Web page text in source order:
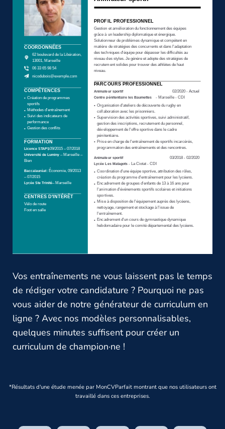
Vos entraînements ne vous laissent pas le temps
de rédiger votre candidature ? Pourquoi ne pas
vous aider de notre générateur de curriculum en
ligne ? Avec nos modèles personnalisables,
quelques minutes suffisent pour créer un
curriculum de champion·ne !
*Résultats d'une étude menée par MonCVParfait montrant que nos utilisateurs ont
travaillé dans ces entreprises.